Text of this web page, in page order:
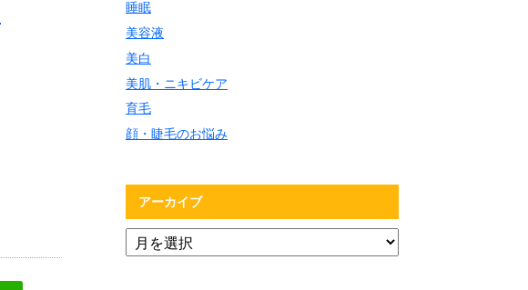
睡眠
美容液
美白
美肌・ニキビケア
育毛
顔・睫毛のお悩み
アーカイブ